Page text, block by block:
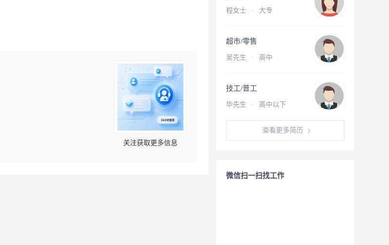
关注获取更多信息
程女士 · 大专
超市/零售
吴先生 · 高中
技工/普工
毕先生 · 高中以下
查看更多简历
微信扫一扫找工作